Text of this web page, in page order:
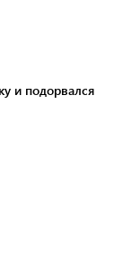
и подорвался